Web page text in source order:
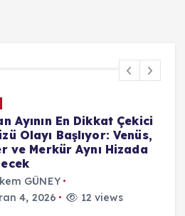
Ayının En Dikkat Çekici
Olayı Başlıyor: Venüs,
ve Merkür Aynı Hizada
GÜNEY
4, 2026
12 views